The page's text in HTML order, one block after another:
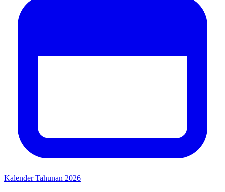
Kalender Tahunan 2026